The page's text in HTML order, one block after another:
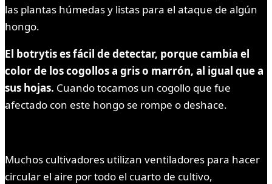
las plantas húmedas y listas para el ataque de algún
hongo.
El botrytis es fácil de detectar, porque cambia el
color de los cogollos a gris o marrón, al igual que a
sus hojas. Cuando tocamos un cogollo que fue
afectado con este hongo se rompe o deshace.
Muchos cultivadores utilizan ventiladores para hacer
circular el aire por todo el cuarto de cultivo,